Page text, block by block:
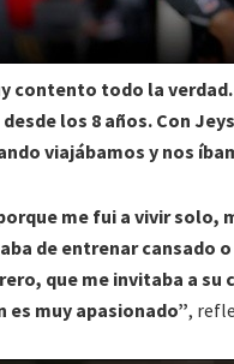
contento todo la
los 8 años. Con
viajábamos y nos
me fui a vivir solo,
de entrenar cansado
que me invitaba a su
es muy apasionado”,